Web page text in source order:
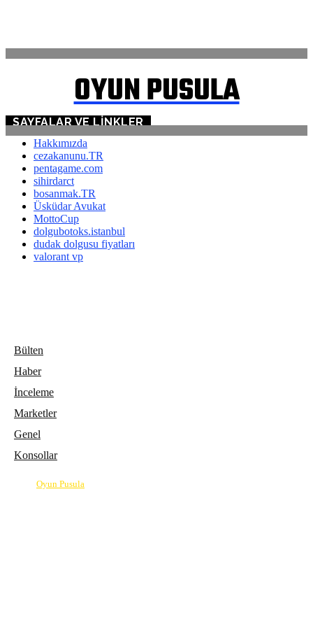
OYUN PUSULA
SAYFALAR VE LINKLER
Hakkımızda
cezakanunu.TR
pentagame.com
sihirdarct
bosanmak.TR
Üsküdar Avukat
MottoCup
dolgubotoks.istanbul
dudak dolgusu fiyatları
valorant vp
Bülten
Haber
İnceleme
Marketler
Genel
Konsollar
Oyun Pusula